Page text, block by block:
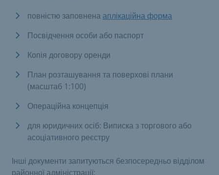
повністю заповнена аплікаційна форма
Посвідчення особи або паспорт
Копія договору оренди
План розташування та поверхові плани
(масштаб 1:100)
Операційна концепція
для юридичних осіб: Виписка з торгового або
асоціативного реєстру
Інші документи запитуються безпосередньо відділом
районної адміністрації: